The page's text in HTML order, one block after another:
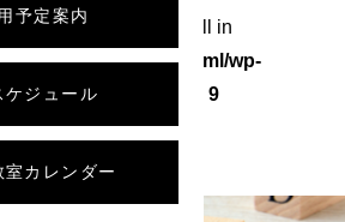
予定案内
ケジュール
カレンダー
property "slug" on null in
public_html/wp-
single.php
9